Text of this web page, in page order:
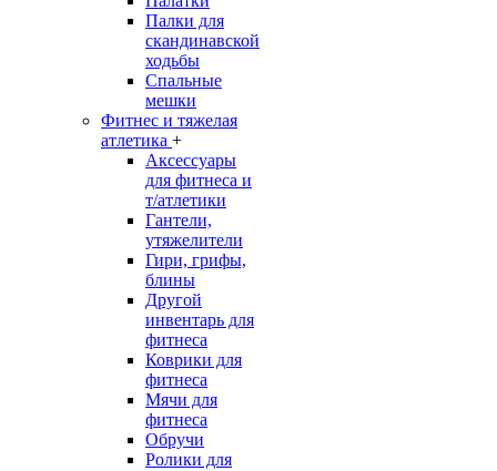
Палки для
скандинавской
ходьбы
Спальные
мешки
Фитнес и тяжелая
атлетика +
Аксессуары
для фитнеса и
т/атлетики
Гантели,
утяжелители
Гири, грифы,
блины
Другой
инвентарь для
фитнеса
Коврики для
фитнеса
Мячи для
фитнеса
Обручи
Ролики для